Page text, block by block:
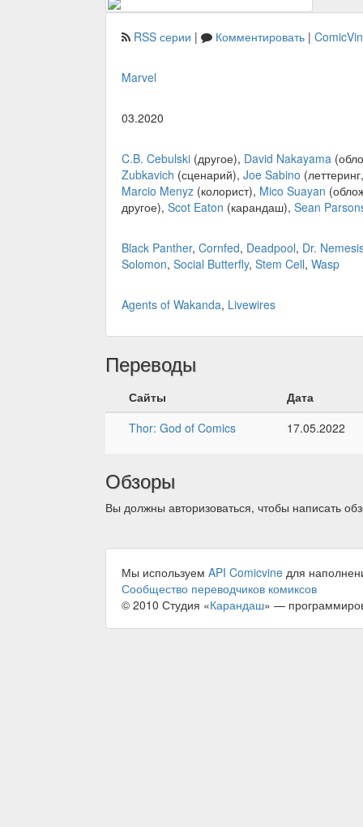
RSS серии | Комментировать |
Marvel
03.2020
C.B. Cebulski (другое), David Nakayama
Zubkavich (сценарий), Joe Sabino
Marcio Menyz (колорист), Mico Suayan
другое), Scot Eaton (карандаш), Sean
Black Panther, Cornfed, Deadpool, Dr.
Solomon, Social Butterfly, Stem Cell, Wasp
Agents of Wakanda, Livewires
Переводы
Сайты
Дата
Thor: God of Comics
17.05.2022
Обзоры
Вы должны авторизоваться, чтобы написать
Мы используем API Comicvine для
Сообщество переводчиков комиксов
© 2010 Студия «Карандаш» —